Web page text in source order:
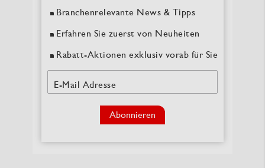
Branchenrelevante News & Tipps
Erfahren Sie zuerst von Neuheiten
Rabatt-Aktionen exklusiv vorab für Sie
E-Mail Adresse
Abonnieren